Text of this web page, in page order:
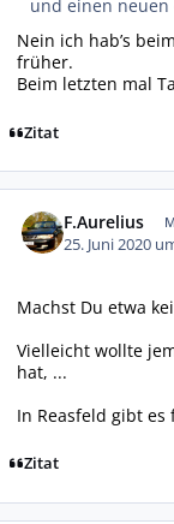
und einen
Nein ich hab’s
früher.
Beim letzten mal
Zitat
F.Aurelius
25. Juni 2020
Machst Du etwa
Vielleicht wollte
hat, ...
In Reasfeld gibt
Zitat